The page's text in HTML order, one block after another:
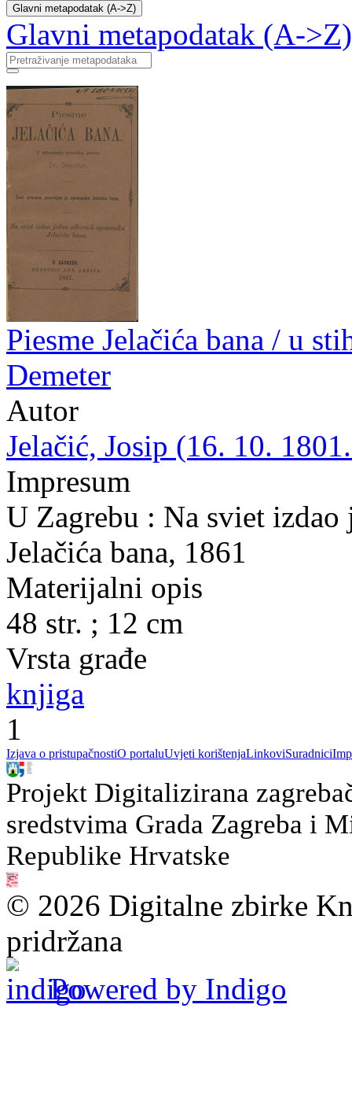
Glavni metapodatak (A->Z)
Glavni metapodatak (A->Z)
Piesme Jelačića bana / u
Demeter
Autor
Jelačić, Josip (16. 10.
Impresum
U Zagrebu : Na sviet
Jelačića bana, 1861
Materijalni opis
48 str. ; 12 cm
Vrsta građe
knjiga
1
Izjava o pristupačnostiO portaluUvjeti korištenjaLinkoviSuradnici
Projekt Digitalizirana
sredstvima Grada Zagreba i
Republike Hrvatske
© 2026 Digitalne zbirke
pridržana
Powered by Indigo